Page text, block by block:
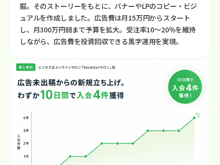
掘。そのストーリーをもとに、バナーやLPのコピー・ビジ
ュアルを作成しました。広告費は月15万円からスタート
し、月300万円弱まで予算を拡大。受注率10〜20％を維持
しながら、広告費を投資回収できる黒字運用を実現。